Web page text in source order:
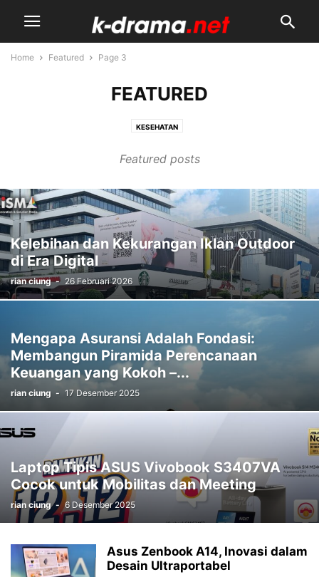
Home Featured Page 3
FEATURED
KESEHATAN
Featured posts
Kelebihan dan Kekurangan Iklan Outdoor
di Era Digital
rian ciung - 26 Februari 2026
Mengapa Asuransi Adalah Fondasi:
Membangun Piramida Perencanaan
Keuangan yang Kokoh –...
rian ciung - 17 Desember 2025
Laptop Tipis ASUS Vivobook S3407VA
Cocok untuk Mobilitas dan Meeting
rian ciung - 6 Desember 2025
Asus Zenbook A14, Inovasi dalam
Desain Ultraportabel